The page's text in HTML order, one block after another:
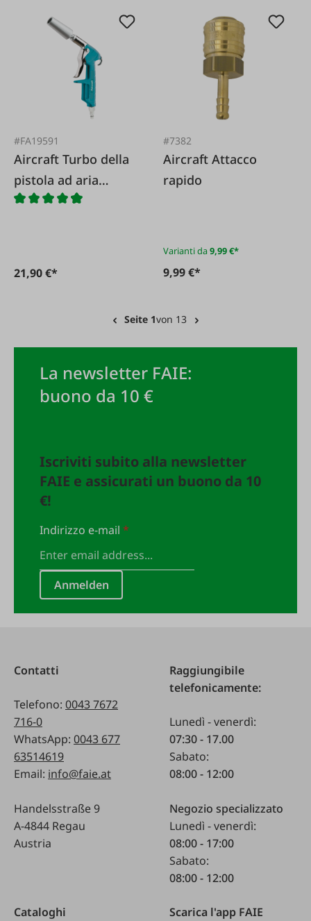
#FA19591
Aircraft Turbo della
pistola ad aria
compressa
21,90 €*
#7382
Aircraft Attacco
rapido
Varianti da9,99 €*
9,99 €*
Seite 1von 13
La newsletter FAIE:
buono da 10 €
Iscriviti subito alla newsletter
FAIE e assicurati un buono da 10
€!
Indirizzo e-mail*
Anmelden
Contatti
Telefono: 0043 7672
716-0
WhatsApp: 0043 677
63514619
Email: info@faie.at
Handelsstraße 9
A-4844 Regau
Austria
Raggiungibile
telefonicamente:
Lunedì - venerdì:
07:30 - 17.00
Sabato:
08:00 - 12:00
Negozio specializzato
Lunedì - venerdì:
08:00 - 17:00
Sabato:
08:00 - 12:00
Cataloghi Scarica l'app FAIE